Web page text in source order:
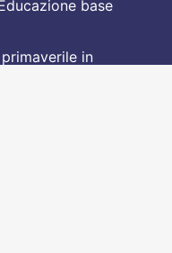
base
in